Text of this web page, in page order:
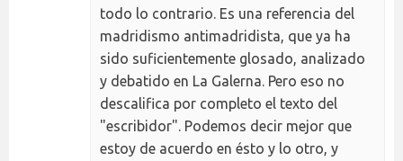
todo lo contrario. Es una referencia del
madridismo antimadridista, que ya ha
sido suficientemente glosado, analizado
y debatido en La Galerna. Pero eso no
descalifica por completo el texto del
"escribidor". Podemos decir mejor que
estoy de acuerdo en ésto y lo otro, y